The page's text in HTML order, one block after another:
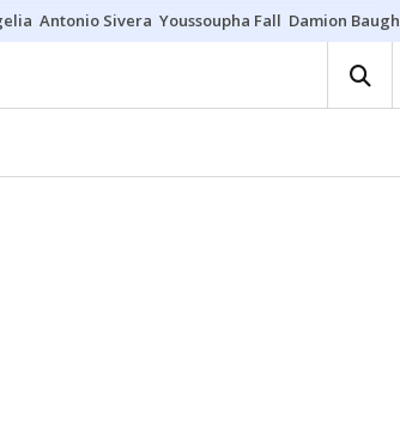
Antonio Sivera Youssoupha Fall Damion Baugh